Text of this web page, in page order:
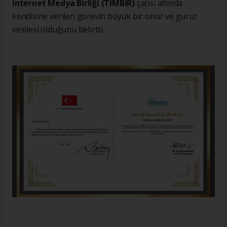
İnternet Medya Birliği (TİMBİR) çatısı altında
kendisine verilen görevin büyük bir onur ve gurur
vesilesi olduğunu belirtti.